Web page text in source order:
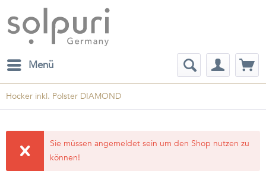
Menü
Hocker inkl. Polster DIAMOND
Sie müssen angemeldet sein um den Shop nutzen zu
können!